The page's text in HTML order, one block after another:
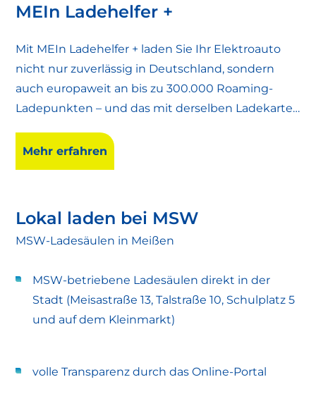
MEIn Ladehelfer +
Mit MEIn Ladehelfer + laden Sie Ihr Elektroauto
nicht nur zuverlässig in Deutschland, sondern
auch europaweit an bis zu 300.000 Roaming-
Ladepunkten – und das mit derselben Ladekarte
Ladeangebot der Stadtwerke Meißen richtet sich
an alle E-Auto-Fahrerinnen und -Fahrer, die
maximale Flexibilität beim Laden erwarten.
Mehr erfahren
Lokal laden bei MSW
MSW-Ladesäulen in Meißen
MSW-betriebene Ladesäulen direkt in der
Stadt (Meisastraße 13, Talstraße 10, Schulplatz 5
und auf dem Kleinmarkt)
volle Transparenz durch das Online-Portal